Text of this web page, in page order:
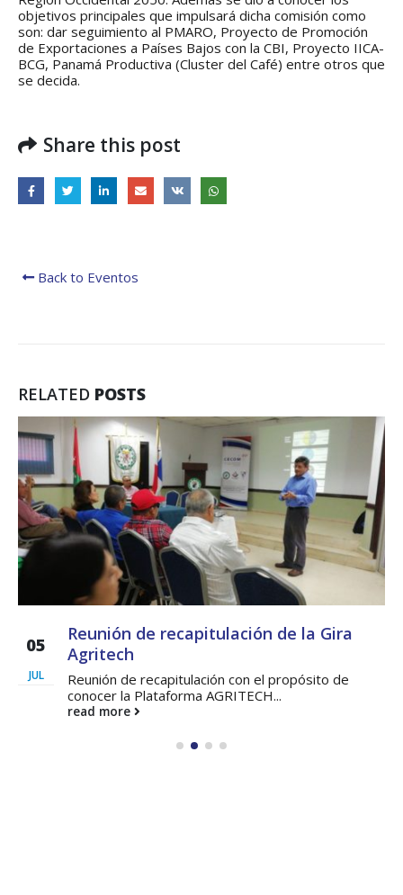
objetivos principales que impulsará dicha comisión como
son: dar seguimiento al PMARO, Proyecto de Promoción
de Exportaciones a Países Bajos con la CBI, Proyecto IICA-
BCG, Panamá Productiva (Cluster del Café) entre otros que
se decida.
Share this post
Back to Eventos
RELATED POSTS
05
JUL
Reunión de recapitulación de la Gira
Agritech
Reunión de recapitulación con el propósito de
conocer la Plataforma AGRITECH...
read more
Soluciones Integrales
de Acceso Universal a
la Energía
13 noviembre, 2024
Integral de la
Gobernanza y Derechos
Humanos en la CNB con
Enfoque de Género
31 julio, 2024